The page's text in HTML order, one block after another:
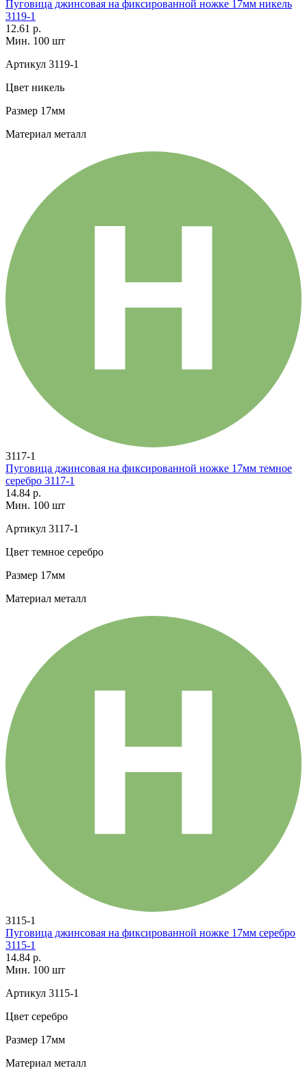
Пуговица джинсовая на фиксированной ножке 17мм никель
3119-1
12.61 р.
Мин. 100 шт
Артикул 3119-1
Цвет никель
Размер 17мм
Материал металл
3117-1
Пуговица джинсовая на фиксированной ножке 17мм темное
серебро 3117-1
14.84 р.
Мин. 100 шт
Артикул 3117-1
Цвет темное серебро
Размер 17мм
Материал металл
3115-1
Пуговица джинсовая на фиксированной ножке 17мм серебро
3115-1
14.84 р.
Мин. 100 шт
Артикул 3115-1
Цвет серебро
Размер 17мм
Материал металл